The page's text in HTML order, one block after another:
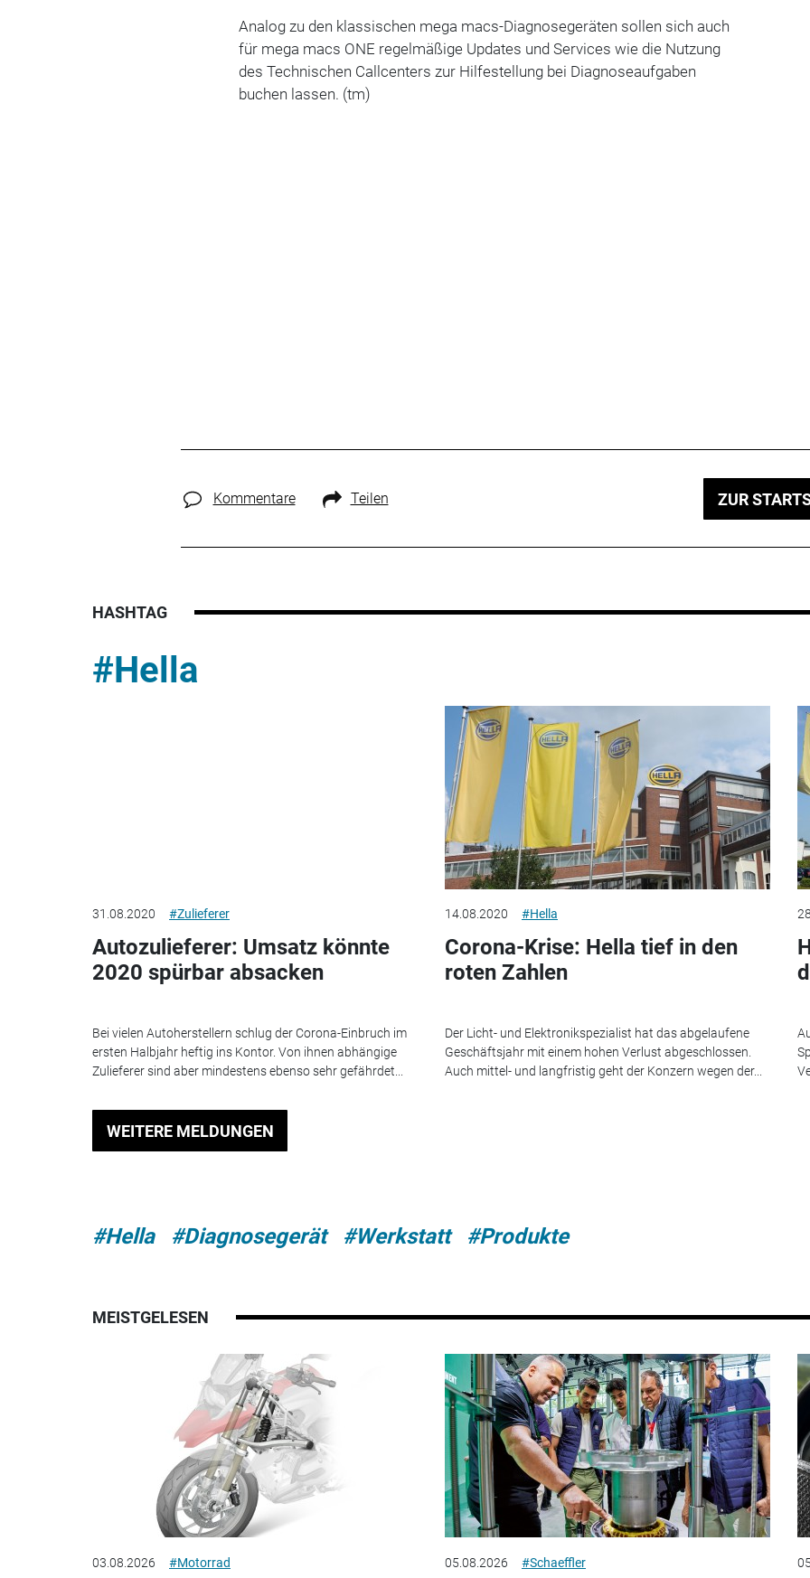
Analog zu den klassischen mega macs-Diagnosegeräten sollen sich auch
für mega macs ONE regelmäßige Updates und Services wie die Nutzung
des Technischen Callcenters zur Hilfestellung bei Diagnoseaufgaben
buchen lassen. (tm)
Kommentare Teilen ZUR
HASHTAG
#Hella
31.08.2020 #Zulieferer
Autozulieferer: Umsatz könnte
2020 spürbar absacken
Bei vielen Autoherstellern schlug der Corona-Einbruch im
ersten Halbjahr heftig ins Kontor. Von ihnen abhängige
Zulieferer sind aber mindestens ebenso sehr gefährdet...
14.08.2020 #Hella
Corona-Krise: Hella tief in den
roten Zahlen
Der Licht- und Elektronikspezialist hat das abgelaufene
Geschäftsjahr mit einem hohen Verlust abgeschlossen.
Auch mittel- und langfristig geht der Konzern wegen der...
WEITERE MELDUNGEN
#Hella #Diagnosegerät #Werkstatt #Produkte
MEISTGELESEN
03.08.2026 #Motorrad 05.08.2026 #Schaeffler